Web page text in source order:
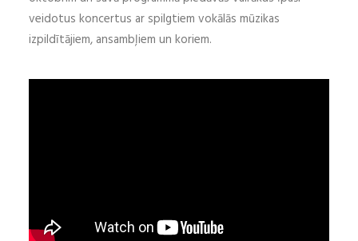
veidotus koncertus ar spilgtiem vokālās mūzikas
izpildītājiem, ansambļiem un koriem.